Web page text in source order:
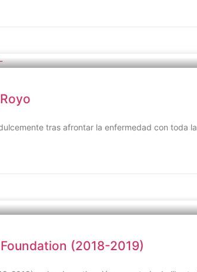
tras afrontar la enfermedad con toda
(2018-2019)